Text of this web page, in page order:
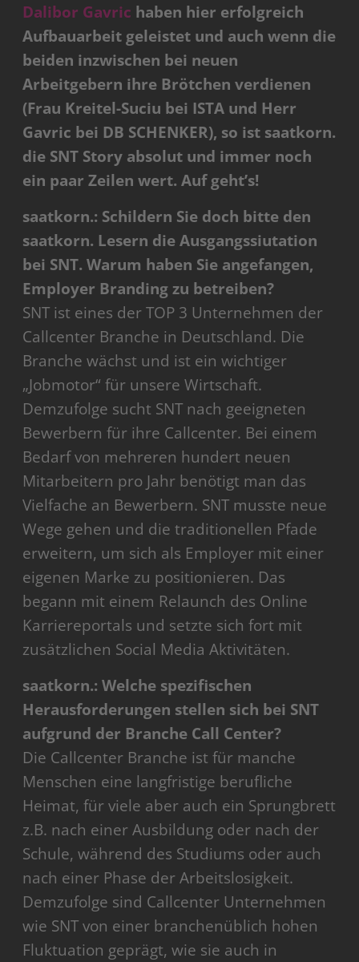
Dalibor Gavric haben hier erfolgreich
Aufbauarbeit geleistet und auch wenn die
beiden inzwischen bei neuen
Arbeitgebern ihre Brötchen verdienen
(Frau Kreitel-Suciu bei ISTA und Herr
Gavric bei DB SCHENKER), so ist saatkorn.
die SNT Story absolut und immer noch
ein paar Zeilen wert. Auf geht’s!
saatkorn.: Schildern Sie doch bitte den
saatkorn. Lesern die Ausgangssiutation
bei SNT. Warum haben Sie angefangen,
Employer Branding zu betreiben?
SNT ist eines der TOP 3 Unternehmen der
Callcenter Branche in Deutschland. Die
Branche wächst und ist ein wichtiger
„Jobmotor“ für unsere Wirtschaft.
Demzufolge sucht SNT nach geeigneten
Bewerbern für ihre Callcenter. Bei einem
Bedarf von mehreren hundert neuen
Mitarbeitern pro Jahr benötigt man das
Vielfache an Bewerbern. SNT musste neue
Wege gehen und die traditionellen Pfade
erweitern, um sich als Employer mit einer
eigenen Marke zu positionieren. Das
begann mit einem Relaunch des Online
Karriereportals und setzte sich fort mit
zusätzlichen Social Media Aktivitäten.
saatkorn.: Welche spezifischen
Herausforderungen stellen sich bei SNT
aufgrund der Branche Call Center?
Die Callcenter Branche ist für manche
Menschen eine langfristige berufliche
Heimat, für viele aber auch ein Sprungbrett
z.B. nach einer Ausbildung oder nach der
Schule, während des Studiums oder auch
nach einer Phase der Arbeitslosigkeit.
Demzufolge sind Callcenter Unternehmen
wie SNT von einer branchenüblich hohen
Fluktuation geprägt, wie sie auch in